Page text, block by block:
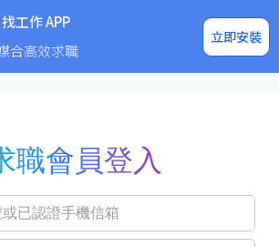
工作 APP
合高效求職
立即安裝
企業求才
職會員登入